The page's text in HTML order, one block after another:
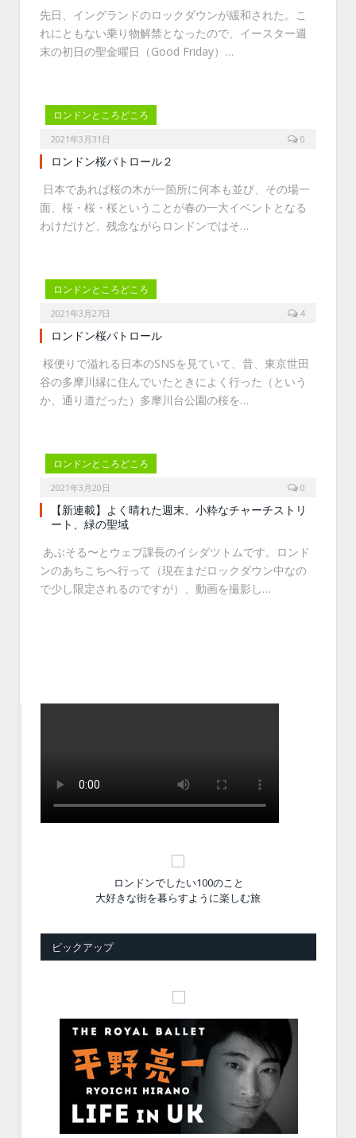
先日、イングランドのロックダウンが緩和された。こ
れにともない乗り物解禁となったので、イースター週
末の初日の聖金曜日（Good Friday）…
ロンドンところどころ
2021年3月31日 0
ロンドン桜パトロール２
日本であれば桜の木が一箇所に何本も並び、その場一
面、桜・桜・桜ということが春の一大イベントとなる
わけだけど、残念ながらロンドンではそ…
ロンドンところどころ
2021年3月27日 4
ロンドン桜パトロール
桜便りで溢れる日本のSNSを見ていて、昔、東京世田
谷の多摩川縁に住んでいたときによく行った（という
か、通り道だった）多摩川台公園の桜を…
ロンドンところどころ
2021年3月20日 0
【新連載】よく晴れた週末、小粋なチャーチストリ
ート、緑の聖域
あぶそる〜とウェブ課長のイシダツトムです。ロンド
ンのあちこちへ行って（現在まだロックダウン中なの
で少し限定されるのですが）、動画を撮影し…
ロンドンでしたい100のこと
大好きな街を暮らすように楽しむ旅
ピックアップ